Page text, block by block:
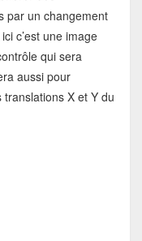
par un changement
c’est une image
qui sera
aussi pour
X et Y du